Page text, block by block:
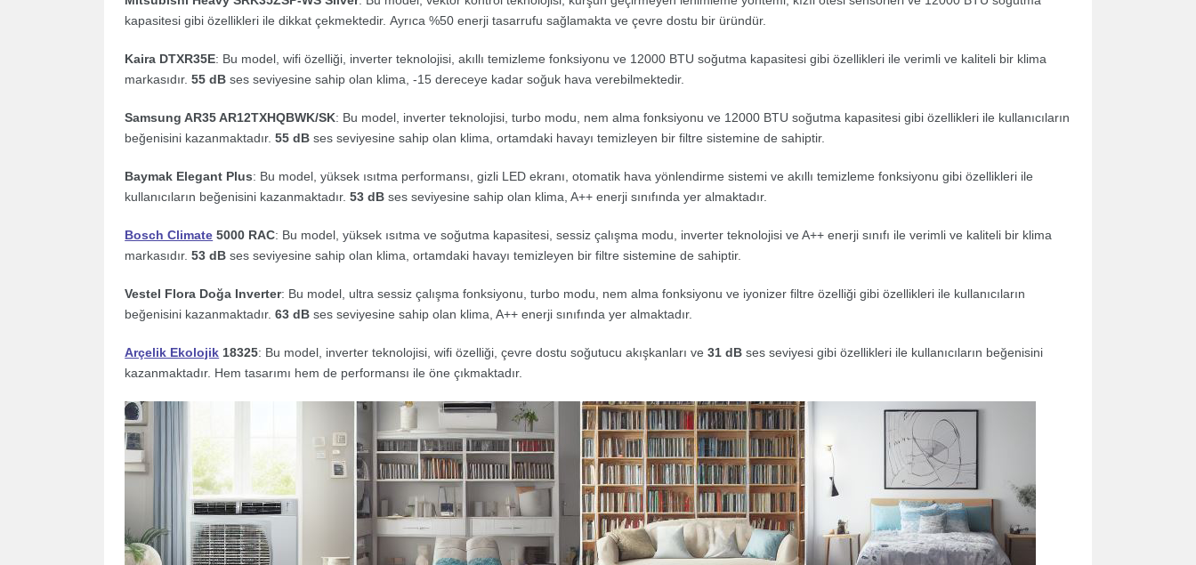
kapasitesi gibi özellikleri ile dikkat çekmektedir. Ayrıca %50 enerji tasarrufu sağlamakta ve çevre dostu bir üründür.
Kaira DTXR35E: Bu model, wifi özelliği, inverter teknolojisi, akıllı temizleme fonksiyonu ve 12000 BTU soğutma kapasitesi gibi özellikleri ile verimli ve kaliteli bir klima
markasıdır.55 dB ses seviyesine sahip olan klima, -15 dereceye kadar soğuk hava verebilmektedir.
Samsung AR35 AR12TXHQBWK/SK: Bu model, inverter teknolojisi, turbo modu, nem alma fonksiyonu ve 12000 BTU soğutma kapasitesi gibi özellikleri ile kullanıcıların
beğenisini kazanmaktadır.55 dB ses seviyesine sahip olan klima, ortamdaki havayı temizleyen bir filtre sistemine de sahiptir.
Baymak Elegant Plus: Bu model, yüksek ısıtma performansı, gizli LED ekranı, otomatik hava yönlendirme sistemi ve akıllı temizleme fonksiyonu gibi özellikleri ile
kullanıcıların beğenisini kazanmaktadır.53 dB ses seviyesine sahip olan klima, A++ enerji sınıfında yer almaktadır.
Bosch Climate 5000 RAC: Bu model, yüksek ısıtma ve soğutma kapasitesi, sessiz çalışma modu, inverter teknolojisi ve A++ enerji sınıfı ile verimli ve kaliteli bir klima
markasıdır.53 dB ses seviyesine sahip olan klima, ortamdaki havayı temizleyen bir filtre sistemine de sahiptir.
Vestel Flora Doğa Inverter: Bu model, ultra sessiz çalışma fonksiyonu, turbo modu, nem alma fonksiyonu ve iyonizer filtre özelliği gibi özellikleri ile kullanıcıların
beğenisini kazanmaktadır. 63 dB ses seviyesine sahip olan klima, A++ enerji sınıfında yer almaktadır.
Arçelik Ekolojik 18325: Bu model, inverter teknolojisi, wifi özelliği, çevre dostu soğutucu akışkanları ve31 dB ses seviyesi gibi özellikleri ile kullanıcıların beğenisini
kazanmaktadır. Hem tasarımı hem de performansı ile öne çıkmaktadır.